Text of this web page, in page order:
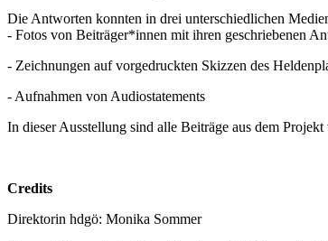
Die Antworten konnten in drei unterschiedlichen
- Fotos von Beiträger*innen mit ihren geschriebenen
- Zeichnungen auf vorgedruckten Skizzen des
- Aufnahmen von Audiostatements
In dieser Ausstellung sind alle Beiträge aus dem Projekt
Credits
Direktorin hdgö: Monika Sommer